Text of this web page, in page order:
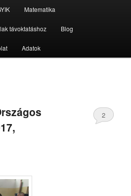
Matematika
távoktatáshoz Blog
Adatok
2